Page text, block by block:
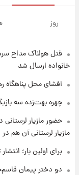
روز
قتل هولناک مداح
خانواده ارسال شد
افشای محل پناهگاه‌
چهره بهت‌زده سه
حضور مازیار
مازیار لرستانی آن هم
برای اولین بار؛
دو دختر پیمان